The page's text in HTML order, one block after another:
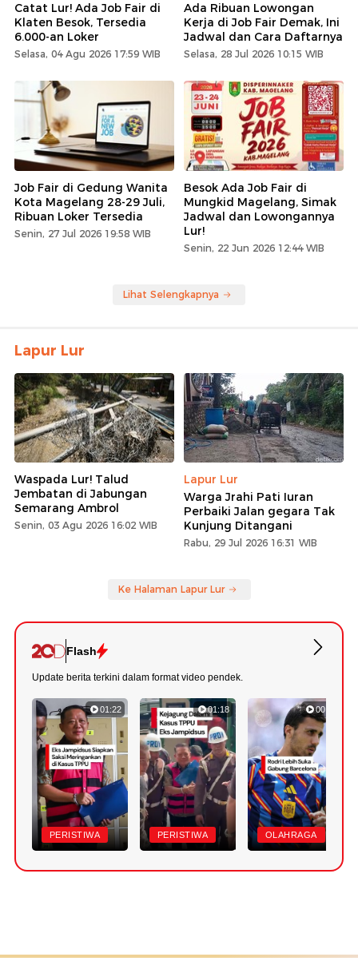
Catat Lur! Ada Job Fair di
Klaten Besok, Tersedia
6.000-an Loker
Selasa, 04 Agu 2026 17:59 WIB
Ada Ribuan Lowongan
Kerja di Job Fair Demak, Ini
Jadwal dan Cara Daftarnya
Selasa, 28 Jul 2026 10:15 WIB
Job Fair di Gedung Wanita
Kota Magelang 28-29 Juli,
Ribuan Loker Tersedia
Senin, 27 Jul 2026 19:58 WIB
Besok Ada Job Fair di
Mungkid Magelang, Simak
Jadwal dan Lowongannya
Lur!
Senin, 22 Jun 2026 12:44 WIB
Lihat Selengkapnya
Lapur Lur
Waspada Lur! Talud
Jembatan di Jabungan
Semarang Ambrol
Senin, 03 Agu 2026 16:02 WIB
Lapur Lur
Warga Jrahi Pati Iuran
Perbaiki Jalan gegara Tak
Kunjung Ditangani
Rabu, 29 Jul 2026 16:31 WIB
Ke Halaman Lapur Lur
Flash
Update berita terkini dalam format video pendek.
01:22
PERISTIWA
01:18
PERISTIWA
00:47
OLAHRAGA